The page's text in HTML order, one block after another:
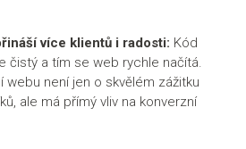
klíčových slov a pozic
stránek a dbáme, aby se
dle kvality připojení k internetu.
prostě vždy rychlý.
více klientů i radosti: Kód
čistý a tím se web rychle načítá.
webu není jen o skvělém zážitku
ale má přímý vliv na konverzní